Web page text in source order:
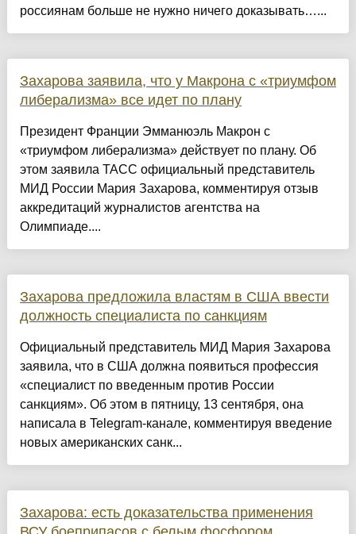
россиянам больше не нужно ничего доказывать…...
Захарова заявила, что у Макрона с «триумфом
либерализма» все идет по плану
Президент Франции Эмманюэль Макрон с
«триумфом либерализма» действует по плану. Об
этом заявила ТАСС официальный представитель
МИД России Мария Захарова, комментируя отзыв
аккредитаций журналистов агентства на
Олимпиаде....
Захарова предложила властям в США ввести
должность специалиста по санкциям
Официальный представитель МИД Мария Захарова
заявила, что в США должна появиться профессия
«специалист по введенным против России
санкциям». Об этом в пятницу, 13 сентября, она
написала в Telegram-канале, комментируя введение
новых американских санк...
Захарова: есть доказательства применения